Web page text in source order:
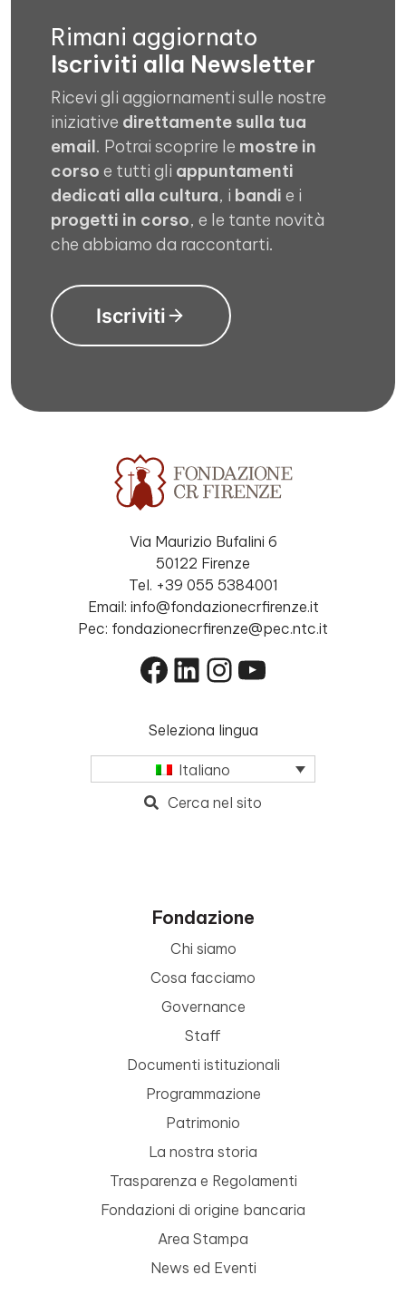
Rimani aggiornato
Iscriviti alla Newsletter
Ricevi gli aggiornamenti sulle nostre
iniziative direttamente sulla tua
email. Potrai scoprire le mostre in
corso e tutti gli appuntamenti
dedicati alla cultura, i bandi e i
progetti in corso, e le tante novità
che abbiamo da raccontarti.
Iscriviti
Via Maurizio Bufalini 6
50122 Firenze
Tel. +39 055 5384001
Email: info@fondazionecrfirenze.it
Pec: fondazionecrfirenze@pec.ntc.it
Facebook
LinkedIn
Instagram
YouTube
Seleziona lingua
Italiano
Cerca nel sito
Fondazione
Chi siamo
Cosa facciamo
Governance
Staff
Documenti istituzionali
Programmazione
Patrimonio
La nostra storia
Trasparenza e Regolamenti
Fondazioni di origine bancaria
Area Stampa
News ed Eventi